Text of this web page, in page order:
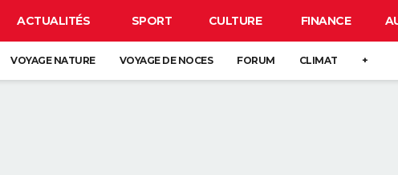
ACTUALITÉS SPORT CULTURE FINANCE
VOYAGE NATURE VOYAGE DE NOCES FORUM CLIMAT +